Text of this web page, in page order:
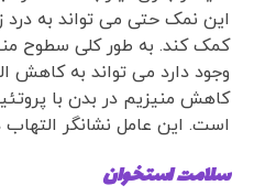
این نمک حتی می تواند به درد
کمک کند. به طور کلی سطوح
وجود دارد می تواند به کاهش
است. این عامل نشانگر
سلامت استخوان‌